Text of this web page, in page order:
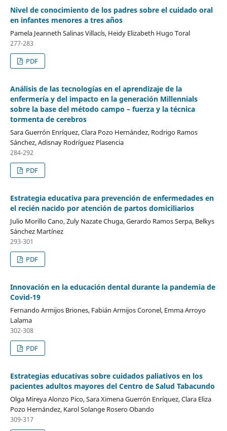
Nivel de conocimiento de los padres sobre el cuidado oral
en infantes menores a tres años
Pamela Jeanneth Salinas Villacís, Heidy Elizabeth Hugo Toral
277-283
PDF
Análisis de las tecnologías en el aprendizaje de la
enfermería y del impacto en la generación Millennials
sobre la base del método campo – fuerza y la técnica
tormenta de cerebros
Sara Guerrón Enríquez, Clara Pozo Hernández, Rodrigo Ramos
Sánchez, Adisnay Rodríguez Plasencia
284-292
PDF
Estrategia educativa para prevención de enfermedades en
el recién nacido por atención de partos domiciliarios
Julio Morillo Cano, Zuly Nazate Chuga, Gerardo Ramos Serpa, Belkys
Sánchez Martínez
293-301
PDF
Innovación en la educación dental durante la pandemia de
Covid-19
Fernando Armijos Briones, Fabián Armijos Coronel, Emma Arroyo
Lalama
302-308
PDF
Estrategias educativas sobre cuidados paliativos en los
pacientes adultos mayores del Centro de Salud Tabacundo
Olga Mireya Alonzo Pico, Sara Ximena Guerrón Enríquez, Clara Eliza
Pozo Hernández, Karol Solange Rosero Obando
309-317